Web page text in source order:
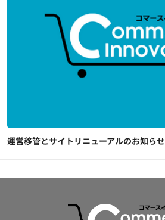
運営移管とサイトリニューアルのお知らせ